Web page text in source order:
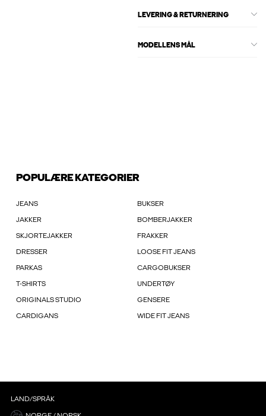
LEVERING & RETURNERING
MODELLENS MÅL
POPULÆRE KATEGORIER
JEANS BUKSER
JAKKER BOMBERJAKKER
SKJORTEJAKKER FRAKKER
DRESSER LOOSE FIT JEANS
PARKAS CARGOBUKSER
T-SHIRTS UNDERTØY
ORIGINALS STUDIO GENSERE
CARDIGANS WIDE FIT JEANS
LAND/SPRÅK